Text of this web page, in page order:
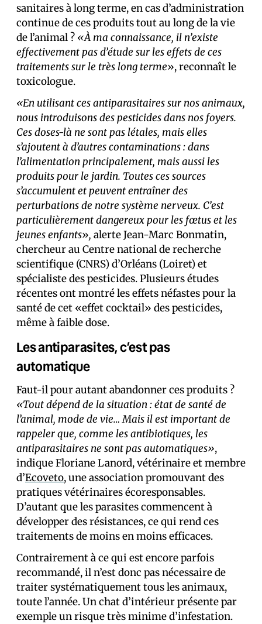
sanitaires à long terme, en cas d’administration
continue de ces produits tout au long de la vie
de l’animal ? «À ma connaissance, il n’existe
effectivement pas d’étude sur les effets de ces
traitements sur le très long terme», reconnaît le
toxicologue.
«En utilisant ces antiparasitaires sur nos animaux,
nous introduisons des pesticides dans nos foyers.
Ces doses-là ne sont pas létales, mais elles
s’ajoutent à d’autres contaminations : dans
l’alimentation principalement, mais aussi les
produits pour le jardin. Toutes ces sources
s’accumulent et peuvent entraîner des
perturbations de notre système nerveux. C’est
particulièrement dangereux pour les fœtus et les
jeunes enfants», alerte Jean-Marc Bonmatin,
chercheur au Centre national de recherche
scientifique (CNRS) d’Orléans (Loiret) et
spécialiste des pesticides. Plusieurs études
récentes ont montré les effets néfastes pour la
santé de cet «effet cocktail» des pesticides,
même à faible dose.
Les antiparasites, c’est pas
automatique
Faut-il pour autant abandonner ces produits ?
«Tout dépend de la situation : état de santé de
l’animal, mode de vie… Mais il est important de
rappeler que, comme les antibiotiques, les
antiparasitaires ne sont pas automatiques»,
indique Floriane Lanord, vétérinaire et membre
d’Ecoveto, une association promouvant des
pratiques vétérinaires écoresponsables.
D’autant que les parasites commencent à
développer des résistances, ce qui rend ces
traitements de moins en moins efficaces.
Contrairement à ce qui est encore parfois
recommandé, il n’est donc pas nécessaire de
traiter systématiquement tous les animaux,
toute l’année. Un chat d’intérieur présente par
exemple un risque très minime d’infestation.